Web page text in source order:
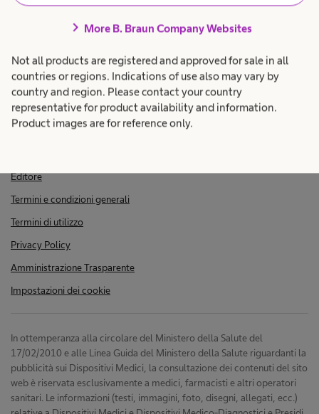
chevron_right More B. Braun Company Websites
Not all products are registered and approved for sale in all
countries or regions. Indications of use also may vary by
country and region. Please contact your country
representative for product availability and information.
Product images are for reference only.
Editore
Termini e condizioni generali
Termini di utilizzo
Privacy Policy
Amministrazione Trasparente
Impostazioni dei cookie
In ottemperanza alla circolare del Ministero della Salute del
17/02/2010 e alle Linea Guida del Ministero della Salute riguardanti la
pubblicità sui Dispositivi Medici, la consultazione dei contenuti del sito
web è riservata esclusivamente a medici, farmacisti e altri operatori
sanitari. Le informazioni (testi, immagini, foto, disegni, allegati, ecc.)